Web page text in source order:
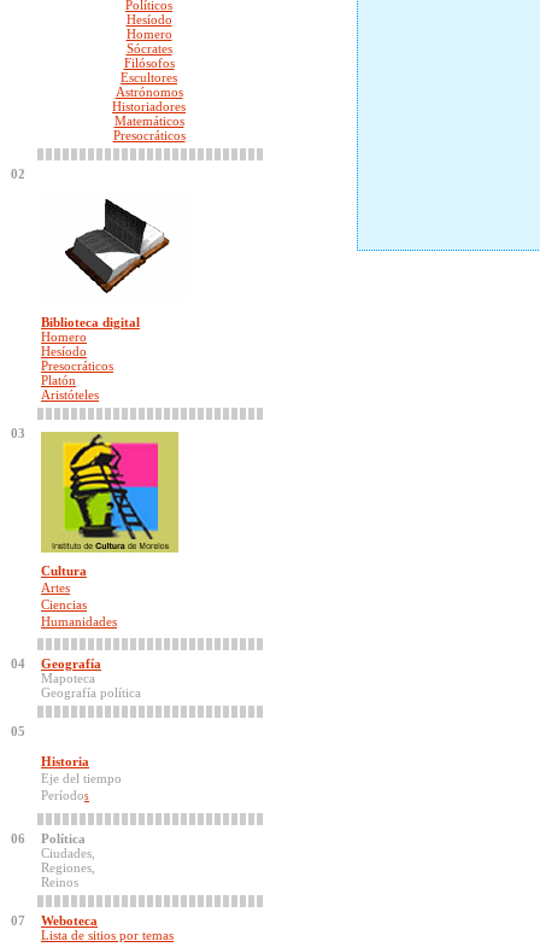
Políticos
Hesíodo
Homero
Sócrates
Filósofos
Escultores
Astrónomos
Historiadores
Matemáticos
Presocráticos
02
Biblioteca digital
Homero
Hesíodo
Presocráticos
Platón
Aristóteles
03
Cultura
Artes
Ciencias
Humanidades
04
Geografía
Mapoteca
Geografía política
05
Historia
Eje del tiempo
Períodos
06
Política
Ciudades,
Regiones,
Reinos
07
Weboteca
Lista de sitios por temas